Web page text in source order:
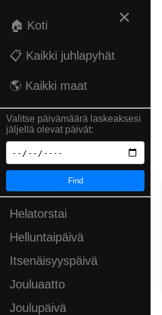
×
🏠 Koti
📋 Kaikki juhlapyhät
🌎 Kaikki maat
Valitse päivämäärä laskeaksesi
jäljellä olevat päivät:
Find
Helatorstai
Helluntaipäivä
Itsenäisyyspäivä
Jouluaatto
Joulupäivä